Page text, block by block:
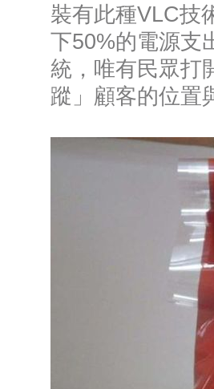
裝有此種VLC技
下50%的電源支
統，唯有民眾打
蹤」顧客的位置